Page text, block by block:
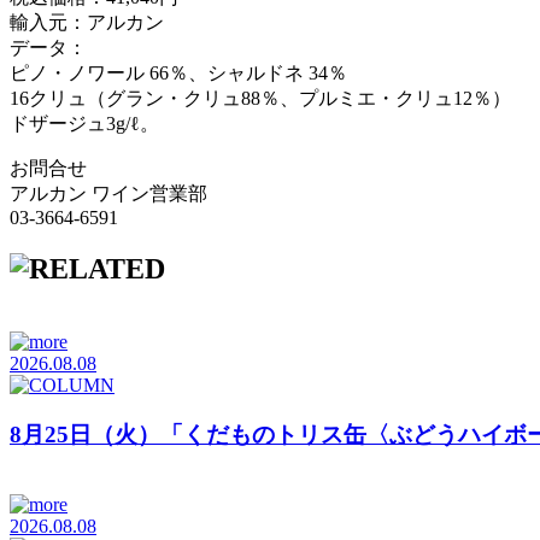
輸入元：アルカン
データ：
ピノ・ノワール 66％、シャルドネ 34％
16クリュ（グラン・クリュ88％、プルミエ・クリュ12％）
ドザージュ3g/ℓ。
お問合せ
アルカン ワイン営業部
03-3664-6591
2026.08.08
8月25日（火）「くだものトリス缶〈ぶどうハイボ
2026.08.08